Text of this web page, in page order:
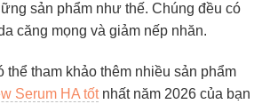
sản phẩm như thế. Chúng đều có
căng mọng và giảm nếp nhăn.
thể tham khảo thêm nhiều sản phẩm
Serum HA tốtnhất năm 2026 của bạn